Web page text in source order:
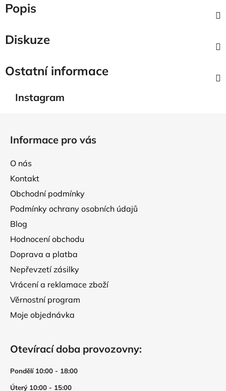
Popis
Diskuze
Ostatní informace
Instagram
Informace pro vás
O nás
Kontakt
Obchodní podmínky
Podmínky ochrany osobních údajů
Blog
Hodnocení obchodu
Doprava a platba
Nepřevzetí zásilky
Vrácení a reklamace zboží
Věrnostní program
Moje objednávka
Otevírací doba provozovny:
Pondělí 10:00 - 18:00
Úterý 10:00 - 15:00